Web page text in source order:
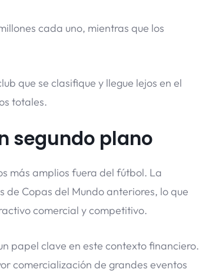
cada uno, mientras que los
que se clasifique y llegue lejos en el
totales.
segundo plano
más amplios fuera del fútbol. La
de Copas del Mundo anteriores, lo que
comercial y competitivo.
papel clave en este contexto financiero.
comercialización de grandes eventos